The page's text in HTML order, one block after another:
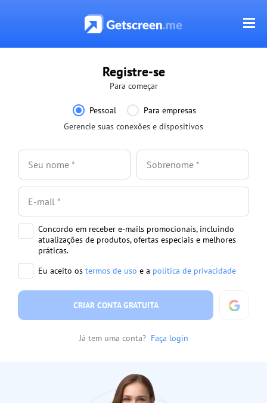
Registre-se
Para começar
Pessoal
Para empresas
Gerencie suas conexões e dispositivos
Concordo em receber e-mails promocionais, incluindo
atualizações de produtos, ofertas especiais e melhores
práticas.
Eu aceito os termos de uso e a política de privacidade
CRIAR CONTA GRATUITA
Já tem uma conta? Faça login